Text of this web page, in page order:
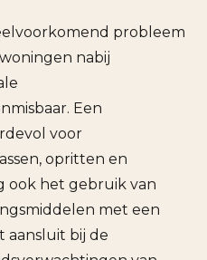
probleem
nabij
Een
voor
opritten en
ook het gebruik van
met een
aansluit bij de